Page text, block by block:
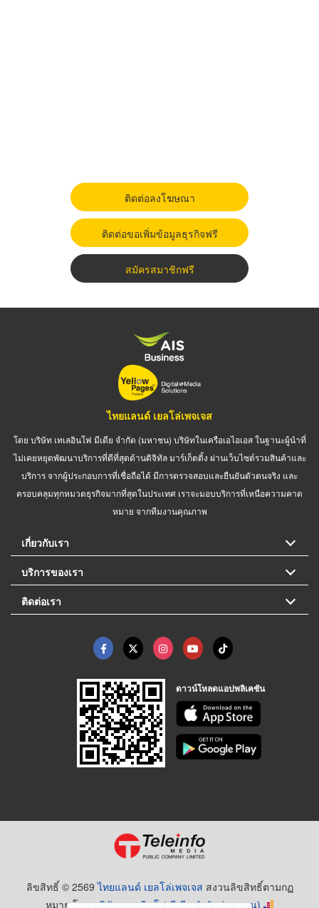
ติดต่อลงโฆษณา
ติดต่อขอเพิ่มข้อมูลธุรกิจฟรี
สมัครสมาชิกฟรี
ไทยแลนด์ เยลโล่เพจเจส
โดย บริษัท เทเลอินโฟ มีเดีย จำกัด (มหาชน) บริษัทในเครือเอไอเอส ในฐานะผู้นำที่
ไม่เคยหยุดพัฒนาบริการที่ดีที่สุดด้านดิจิทัล มาร์เก็ตติ้ง ผ่านเว็บไซต์รวมสินค้าและ
บริการ จากผู้ประกอบการที่เชื่อถือได้ มีการตรวจสอบและยืนยันตัวตนจริง และ
ครอบคลุมทุกหมวดธุรกิจมากที่สุดในประเทศ เราจะมอบบริการที่เหนือความคาด
หมาย จากทีมงานคุณภาพ
เกี่ยวกับเรา
บริการของเรา
ติดต่อเรา
ดาวน์โหลดแอปพลิเคชัน
ลิขสิทธิ์ © 2569ไทยแลนด์ เยลโล่เพจเจส สงวนลิขสิทธิ์ตามกฏ
หมาย โดยบริษัท เทเลอินโฟ มีเดีย จำกัด (มหาชน)